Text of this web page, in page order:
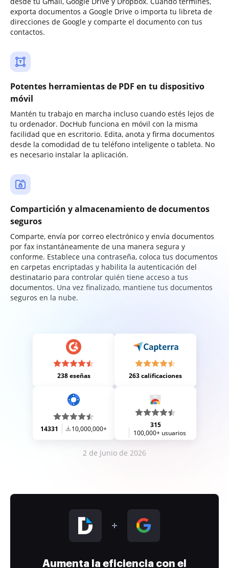
exporta documentos a Google Drive o importa tu libreta de
direcciones de Google y comparte el documento con tus
contactos.
Potentes herramientas de PDF en tu dispositivo
móvil
Mantén tu trabajo en marcha incluso cuando estés lejos de
tu ordenador. DocHub funciona en móvil con la misma
facilidad que en escritorio. Edita, anota y firma documentos
desde la comodidad de tu teléfono inteligente o tableta. No
es necesario instalar la aplicación.
Compartición y almacenamiento de documentos
seguros
Comparte, envía por correo electrónico y envía documentos
por fax instantáneamente de una manera segura y
conforme. Establece una contraseña, coloca tus documentos
en carpetas encriptadas y habilita la autenticación del
destinatario para controlar quién tiene acceso a tus
documentos. Una vez finalizado, mantiene tus documentos
seguros en la nube.
238 eseñas 263 calificaciones
14331 10,000,000+
315
100,000+ usuarios
2 de junio de 2026
Aumenta la eficiencia con el